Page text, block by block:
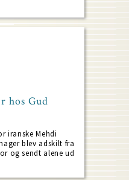
hos Gud
iranske Mehdi
blev adskilt fra
og sendt alene ud